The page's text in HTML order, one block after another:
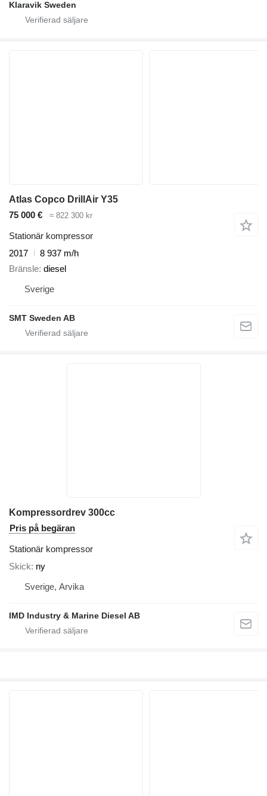
Klaravik Sweden
Atlas Copco DrillAir Y35
75 000 €
≈ 822 300 kr
Stationär kompressor
2017
8 937 m/h
Bränsle diesel
Sverige
SMT Sweden AB
Kompressordrev 300cc
Pris på begäran
Stationär kompressor
Skick ny
Sverige, Arvika
IMD Industry & Marine Diesel AB